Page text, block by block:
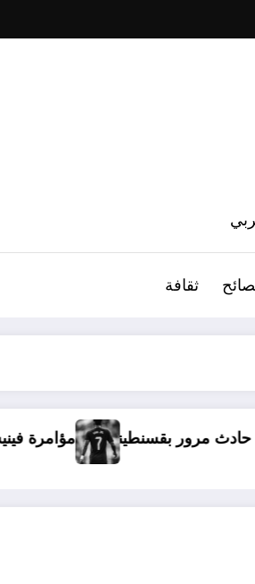
ثقافة
مؤامرة فينيسيوس ضد ارسنال